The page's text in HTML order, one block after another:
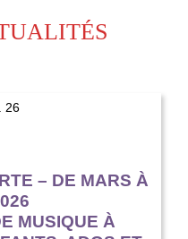
26
– DE MARS À
MUSIQUE À